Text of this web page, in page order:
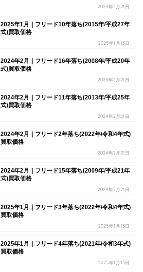
2024年2月21日
2025年1月｜フリード10年落ち(2015年/平成27年
式)買取価格
2025年1月13日
2024年2月｜フリード16年落ち(2008年/平成20年
式)買取価格
2024年2月21日
2024年2月｜フリード11年落ち(2013年/平成25年
式)買取価格
2024年2月21日
2024年2月｜フリード2年落ち(2022年/令和4年式)
買取価格
2024年2月21日
2024年2月｜フリード15年落ち(2009年/平成21年
式)買取価格
2024年2月21日
2025年1月｜フリード3年落ち(2022年/令和4年式)
買取価格
2025年1月13日
2025年1月｜フリード4年落ち(2021年/令和3年式)
買取価格
2025年1月13日